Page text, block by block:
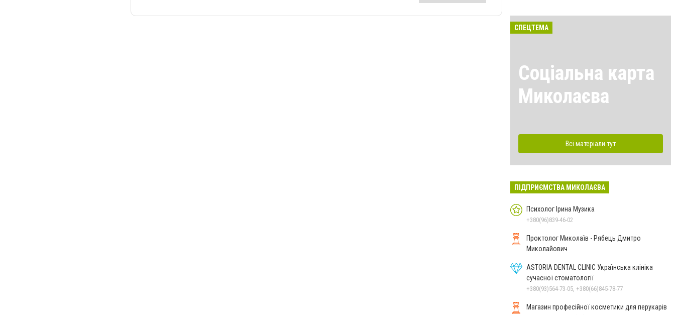
СПЕЦТЕМА
Соціальна карта
Миколаєва
Всі матеріали тут
ПІДПРИЄМСТВА МИКОЛАЄВА
Психолог Ірина Музика
+380(96)839-46-02
Проктолог Миколаїв - Рябець Дмитро
Миколайович
ASTORIA DENTAL CLINIC Українська клініка
сучасної стоматології
+380(93)564-73-05, +380(66)845-78-77
Магазин професійної косметики для перукарів